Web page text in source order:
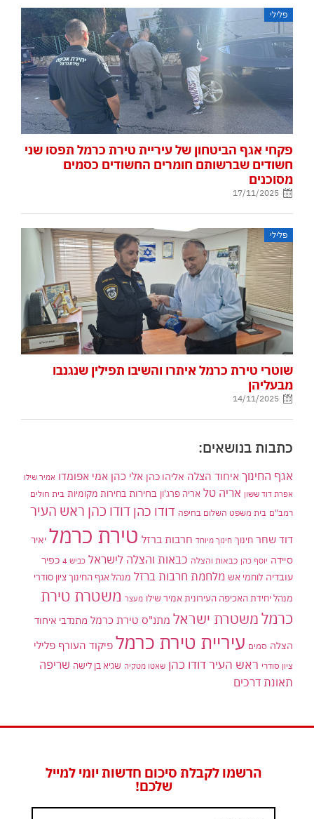
פלילי
פקחי אגף הביטחון של עיריית טירת כרמל תפסו שני
חשודים שברשותם חומרים החשודים כסמים
מסוכנים
17/11/2025
פלילי
שוטרי טירת כרמל איתרו והשיבו תפילין שנגנבו
מבעליהן
14/11/2025
כתבות בנושאים:
אגף החינוך איחוד הצלה אליהו כהן אלי כהן אמי אפומדו אמיר שילו
אפרת דוד ששון אריה טל אריה פרג'ון בחירות בחירות מקומיות בית חולים
רמב"ם בית משפט השלום בחיפה דודו כהן דודו כהן ראש העיר
דוד שחר חינוך חינוך מיוחד חרבות ברזל טירת כרמל יאיר
סיידה יוסף כהן כבאות והצלה כבאות והצלה לישראל כביש 4
כפיר
עובדיה לוחמי אש מלחמת חרבות ברזל מנהל אגף החינוך ציון סודרי
מנהל יחידת האכיפה העירונית אמיר שילו מעצר משטרת טירת
כרמלמשטרת ישראל מתנ"ס טירת כרמל מתנדבי איחוד
הצלה סמים עיריית טירת כרמל פיקוד העורף פלילי
ציון סודרי ראש העיר דודו כהן שאטו מטקיה שגיא בן לישה שריפה
תאונת דרכים
הרשמו לקבלת סיכום חדשות יומי למייל
שלכם!